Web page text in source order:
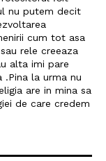
nu putem decit
cum tot asa
rele creeaza
alta imi pare
.Pina la urma nu
are in mina sa
de care credem